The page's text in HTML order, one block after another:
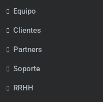
Equipo
Clientes
Partners
Soporte
RRHH